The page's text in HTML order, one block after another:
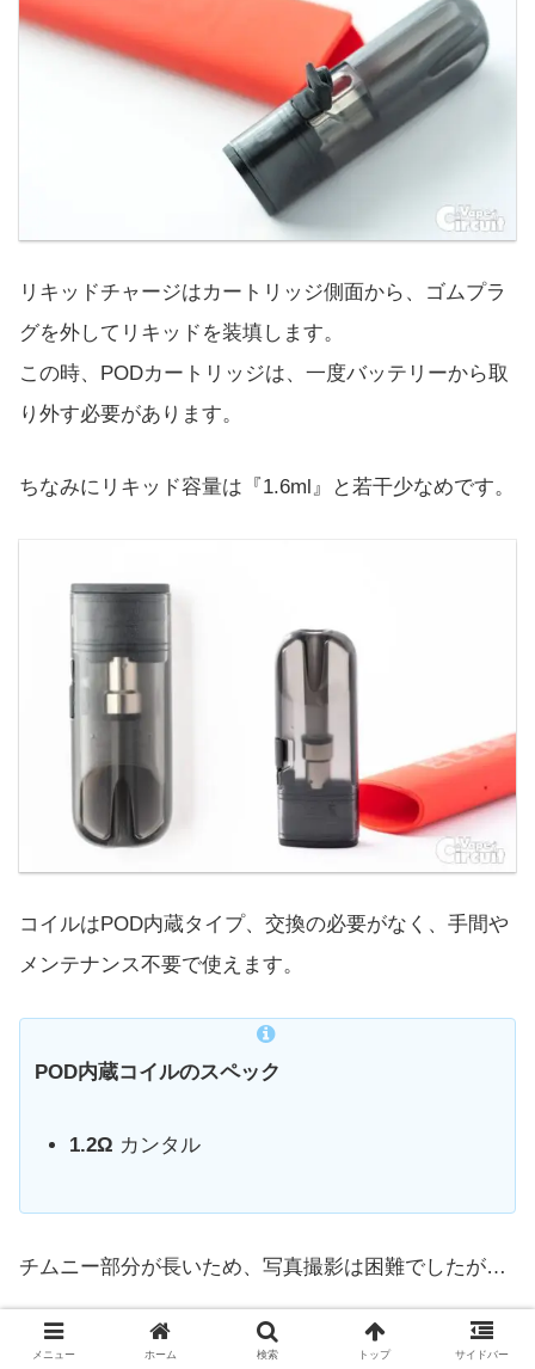
リキッドチャージはカートリッジ側面から、ゴムプラ
グを外してリキッドを装填します。
この時、PODカートリッジは、一度バッテリーから取
り外す必要があります。
ちなみにリキッド容量は『1.6ml』と若干少なめです。
コイルはPOD内蔵タイプ、交換の必要がなく、手間や
メンテナンス不要で使えます。
POD内蔵コイルのスペック
1.2Ω カンタル
チムニー部分が長いため、写真撮影は困難でしたが…
覗き込むとスタンダードな「ワイヤーバーチカルコイ
メニュー ホーム 検索 トップ サイドバー